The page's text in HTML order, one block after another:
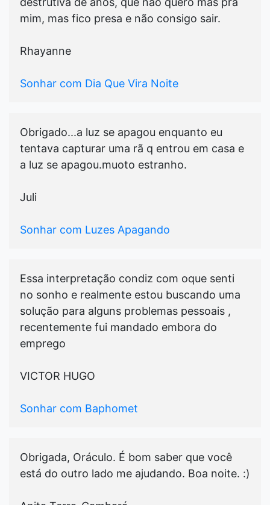
mim, mas fico presa e não consigo sair.
Rhayanne
Sonhar com Dia Que Vira Noite
Obrigado...a luz se apagou enquanto eu
tentava capturar uma rã q entrou em casa e
a luz se apagou.muoto estranho.
Juli
Sonhar com Luzes Apagando
Essa interpretação condiz com oque senti
no sonho e realmente estou buscando uma
solução para alguns problemas pessoais ,
recentemente fui mandado embora do
emprego
VICTOR HUGO
Sonhar com Baphomet
Obrigada, Oráculo. É bom saber que você
está do outro lado me ajudando. Boa noite. :)